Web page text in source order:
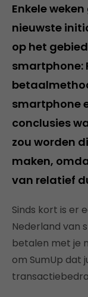
Enkele
nieuwste
op het
smartphone:
smartphone
conclusies
zou worden
maken,
van relatief
Sinds kort is er
Nederland van
betalen met je
om SumUp dat